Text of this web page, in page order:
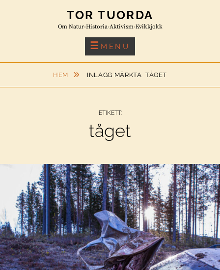
TOR TUORDA
Om Natur-Historia-Aktivism-Kvikkjokk
MENU
HEM INLÄGG MÄRKTA TÅGET
ETIKETT:
tåget